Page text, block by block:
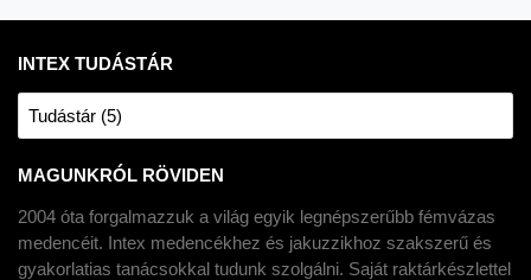
INTEX TUDÁSTÁR
Tudástár (5)
MAGUNKRÓL RÖVIDEN
2004 óta forgalmazzuk a világ egyik legnépszerűbb fémvázas
medencéit. Intex medencékhez és jakuzzikhoz szakszerű és
gyakorlatias tanácsokkal tudunk szolgálni. Saját raktárkészlettel